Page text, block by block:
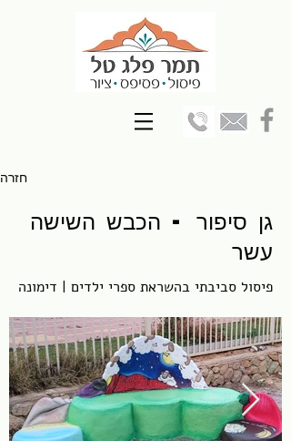
חזרה
גן סיפור - הכבש השישה
עשר
פיסול סביבתי בהשראת ספרי ילדים | דימונה